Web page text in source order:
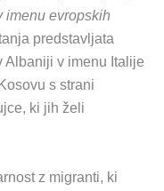
imenu evropskih
predstavljata
Albaniji v imenu Italije
s strani
ki jih želi
z migranti, ki